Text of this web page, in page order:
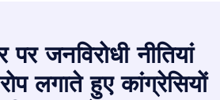
जनविरोधी नीतियां
लगाते हुए कांग्रेसियों